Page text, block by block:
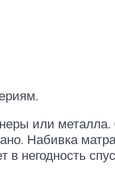
или
Набивка
в негодность